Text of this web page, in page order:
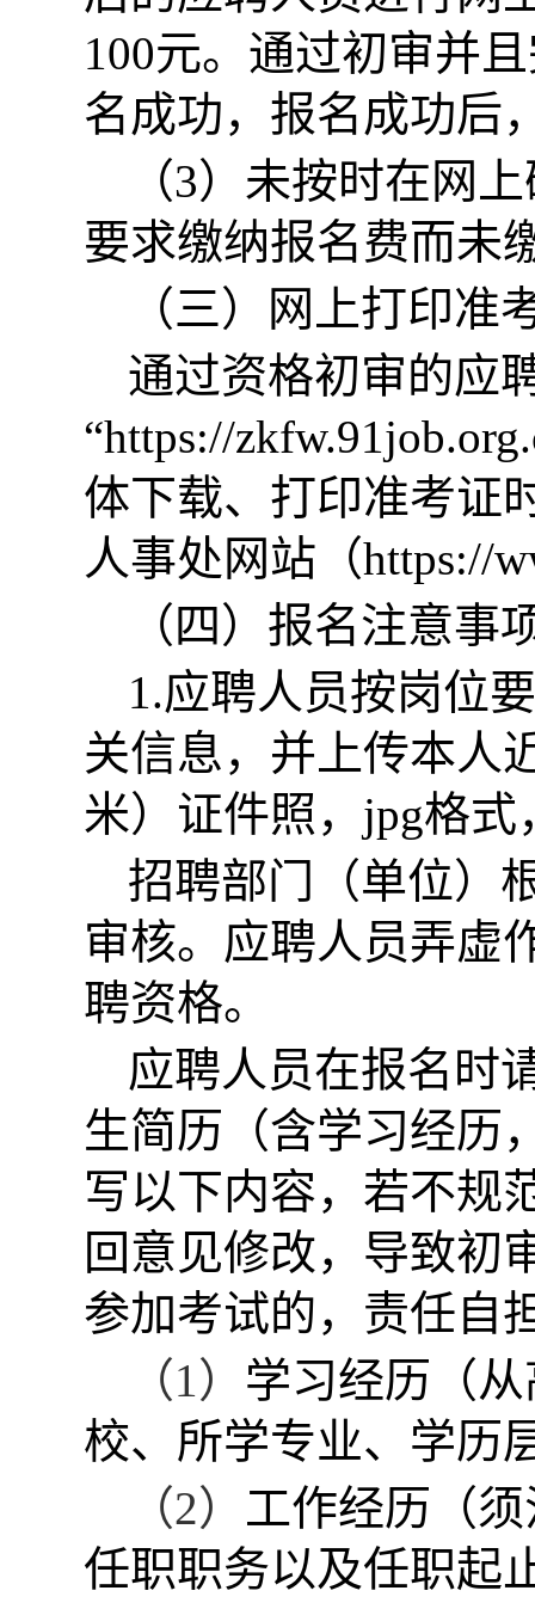
100元。通过初审并
名成功，报名成功后
（3）未按时在网
要求缴纳报名费而未
（三）网上打印准
通过资格初审的应
“https://
体下载、打印准考证
人事处网站（https://
（四）报名注意事
1.应聘人员按岗位
关信息，并上传本人
米）证件照，jpg格
招聘部门（单位）
审核。应聘人员弄虚
聘资格。
应聘人员在报名时
生简历（含学习经历
写以下内容，若不规
回意见修改，导致初
参加考试的，责任自
（1） 学习经历（
校、所学专业、学历
（2） 工作经历（
任职职务以及任职起